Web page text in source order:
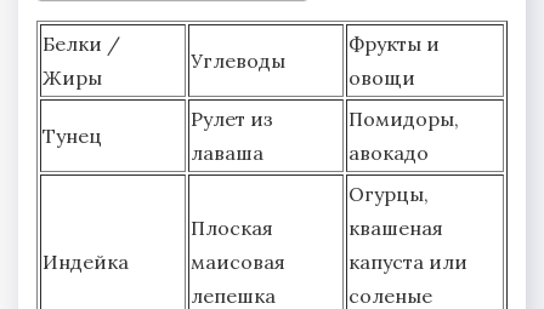
Белки /
Жиры
Углеводы
Фрукты и
овощи
Тунец
Рулет из
лаваша
Помидоры,
авокадо
Индейка
Плоская
маисовая
лепешка
Огурцы,
квашеная
капуста или
соленые